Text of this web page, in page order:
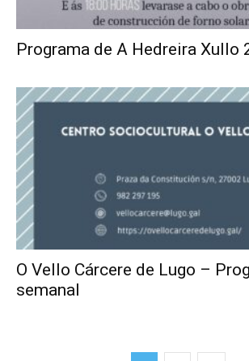
Programa de A Hedreira Xullo
O Vello Cárcere de Lugo –
semanal